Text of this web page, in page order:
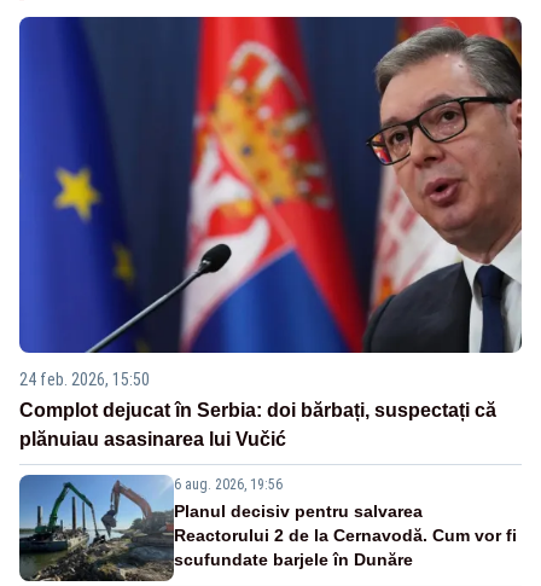
24 feb. 2026, 15:50
Complot dejucat în Serbia: doi bărbați, suspectați că
plănuiau asasinarea lui Vučić
6 aug. 2026, 19:56
Planul decisiv pentru salvarea
Reactorului 2 de la Cernavodă. Cum vor fi
scufundate barjele în Dunăre